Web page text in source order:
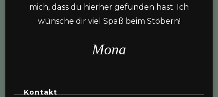
mich, dass du hierher gefunden hast. Ich
wünsche dir viel Spaß beim Stöbern!
Mona
Kontakt